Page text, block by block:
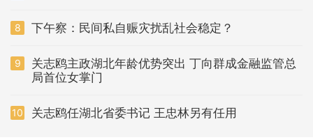
8 下午察：民间私自赈灾扰乱社会稳定？
9
关志鸥主政湖北年龄优势突出 丁向群成金融监管总
局首位女掌门
10 关志鸥任湖北省委书记 王忠林另有任用